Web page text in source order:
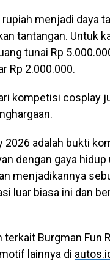
menjadi daya
tantangan. Untuk
tunai Rp
Rp 2.000.000.
kompetisi cosplay
2026 adalah bukti
dengan gaya
menjadikannya
luar biasa ini dan
terkait Burgman
lainnya di